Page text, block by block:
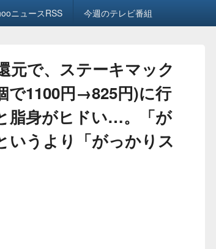
ニュースRSS 今週のテレビ番組
元で、ステーキマック
で1100円→825円)に行
脂身がヒドい…。「が
いうより「がっかりス